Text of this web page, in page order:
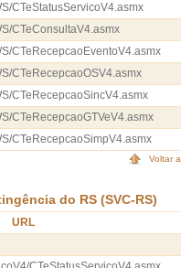
CTeStatusServicoV4.asmx
CTeConsultaV4.asmx
CTeRecepcaoEventoV4.asmx
CTeRecepcaoOSV4.asmx
CTeRecepcaoSincV4.asmx
CTeRecepcaoGTVeV4.asmx
CTeRecepcaoSimpV4.asmx
Voltar
do RS (SVC-RS)
URL